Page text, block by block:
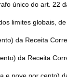
único do art. 22
limites globais,
da Receita
da Receita